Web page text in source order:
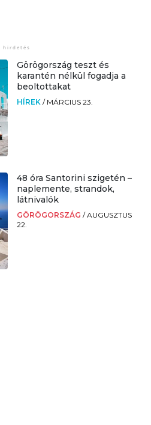
Görögország teszt és
karantén nélkül fogadja a
beoltottakat
HÍREK / MÁRCIUS 23.
48 óra Santorini szigetén –
naplemente, strandok,
látnivalók
GÖRÖGORSZÁG /AUGUSZTUS
22.